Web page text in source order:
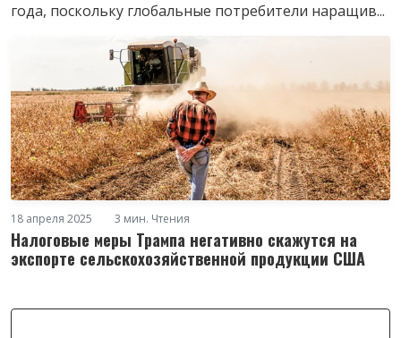
года, поскольку глобальные потребители наращив...
18 апреля 2025 3 мин. Чтения
Налоговые меры Трампа негативно скажутся на
экспорте сельскохозяйственной продукции США